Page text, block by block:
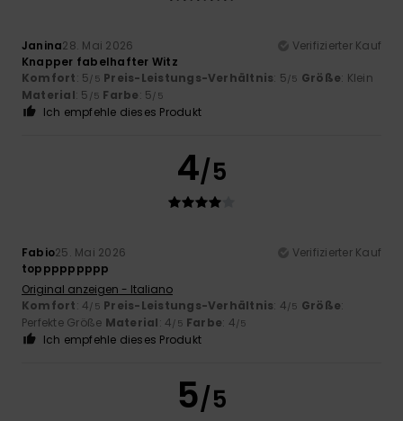
Janina28. Mai 2026
Verifizierter Kauf
Knapper fabelhafter Witz
Komfort: 5/5 Preis-Leistungs-Verhältnis: 5/5 Größe: Klein
Material: 5 /5 Farbe: 5/5
Ich empfehle dieses Produkt
4/5
Fabio25. Mai 2026
Verifizierter Kauf
toppppppppp
Original anzeigen - Italiano
Komfort: 4/5 Preis-Leistungs-Verhältnis: 4/5 Größe:
Perfekte Größe Material: 4/5 Farbe: 4/5
Ich empfehle dieses Produkt
5/5